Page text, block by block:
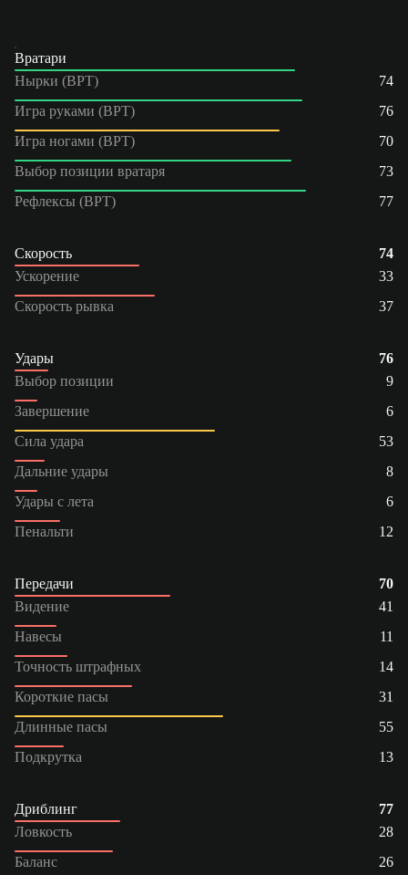
Вратари
Нырки (ВРТ)
74
Игра руками (ВРТ)
76
Игра ногами (ВРТ)
70
Выбор позиции вратаря
73
Рефлексы (ВРТ)
77
Скорость
74
Ускорение
33
Скорость рывка
37
Удары
76
Выбор позиции
9
Завершение
6
Сила удара
53
Дальние удары
8
Удары с лета
6
Пенальти
12
Передачи
70
Видение
41
Навесы
11
Точность штрафных
14
Короткие пасы
31
Длинные пасы
55
Подкрутка
13
Дриблинг
77
Ловкость
28
Баланс
26